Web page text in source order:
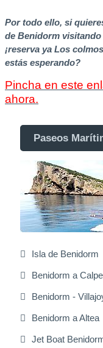
Por todo ello, si
de Benidorm
¡reserva ya Los
estás esperando?
Pincha en este
ahora.
Paseos
Isla de Benidorm
Benidorm a Calpe
Benidorm -
Benidorm a Altea
Jet Boat